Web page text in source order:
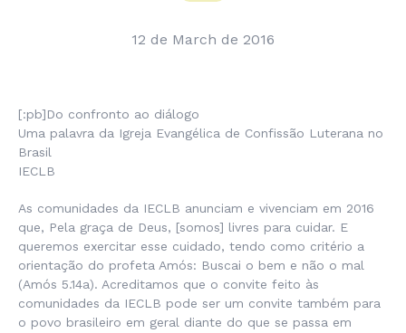
12 de March de 2016
[:pb]Do confronto ao diálogo
Uma palavra da Igreja Evangélica de Confissão Luterana no
Brasil
IECLB
As comunidades da IECLB anunciam e vivenciam em 2016
que, Pela graça de Deus, [somos] livres para cuidar. E
queremos exercitar esse cuidado, tendo como critério a
orientação do profeta Amós: Buscai o bem e não o mal
(Amós 5.14a). Acreditamos que o convite feito às
comunidades da IECLB pode ser um convite também para
o povo brasileiro em geral diante do que se passa em